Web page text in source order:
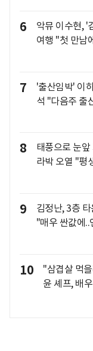
6
악뮤 이수현, '
여행 "첫 만남
7
'출산임박' 이
석 "다음주 출
8
태풍으로 눈
라박 오열 "평
9
김정난, 3층
"매우 싼값에
10
"삼겹살 먹
윤 셰프, 배